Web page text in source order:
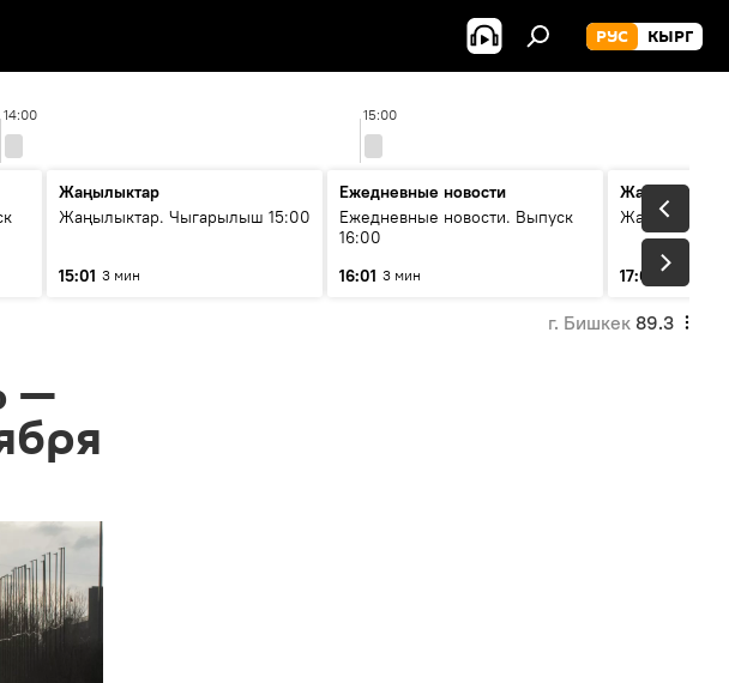
РУС КЫРГ
14:00 15:00
Жаңылыктар
Жаңылыктар. Чыгарылыш 15:00
15:01 3 мин
Ежедневные новости
Ежедневные новости. Выпуск
16:00
16:01 3 мин
Жаңылыктар
17:01 5 мин
г. Бишкек 89.3
—